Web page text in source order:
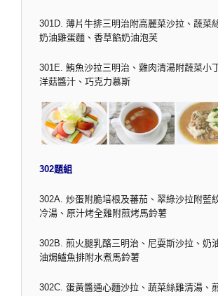
301D. 薄片牛排三明治附高麗菜沙拉、蔬菜
奶油雞蛋麵、香草餡奶油泡芙
301E. 鮪魚沙拉三明治、雞肉清湯附蔬菜小
洋菇醬汁、巧克力慕斯
302題組
302A. 炒蛋附脆培根及蕃茄、翠綠沙拉附藍
冷湯、原汁烤全雞附煎烤馬鈴薯
302B. 煎火腿乳酪三明治、尼耍斯沙拉、奶
油焗鱸魚排附水煮馬鈴薯
302C. 蛋黃醬通心麵沙拉、蔬菜絲雞清湯、